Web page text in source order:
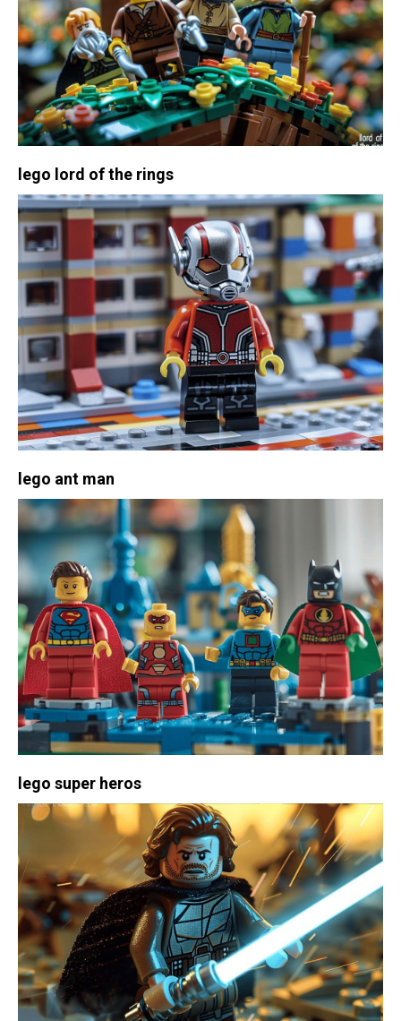
lego lord of the rings
lego ant man
lego super heros